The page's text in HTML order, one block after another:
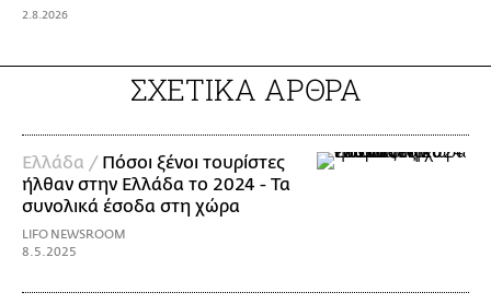
2.8.2026
ΣΧΕΤΙΚΑ ΑΡΘΡΑ
Ελλάδα / Πόσοι ξένοι τουρίστες
ήλθαν στην Ελλάδα το 2024 - Τα
συνολικά έσοδα στη χώρα
LIFO NEWSROOM
8.5.2025